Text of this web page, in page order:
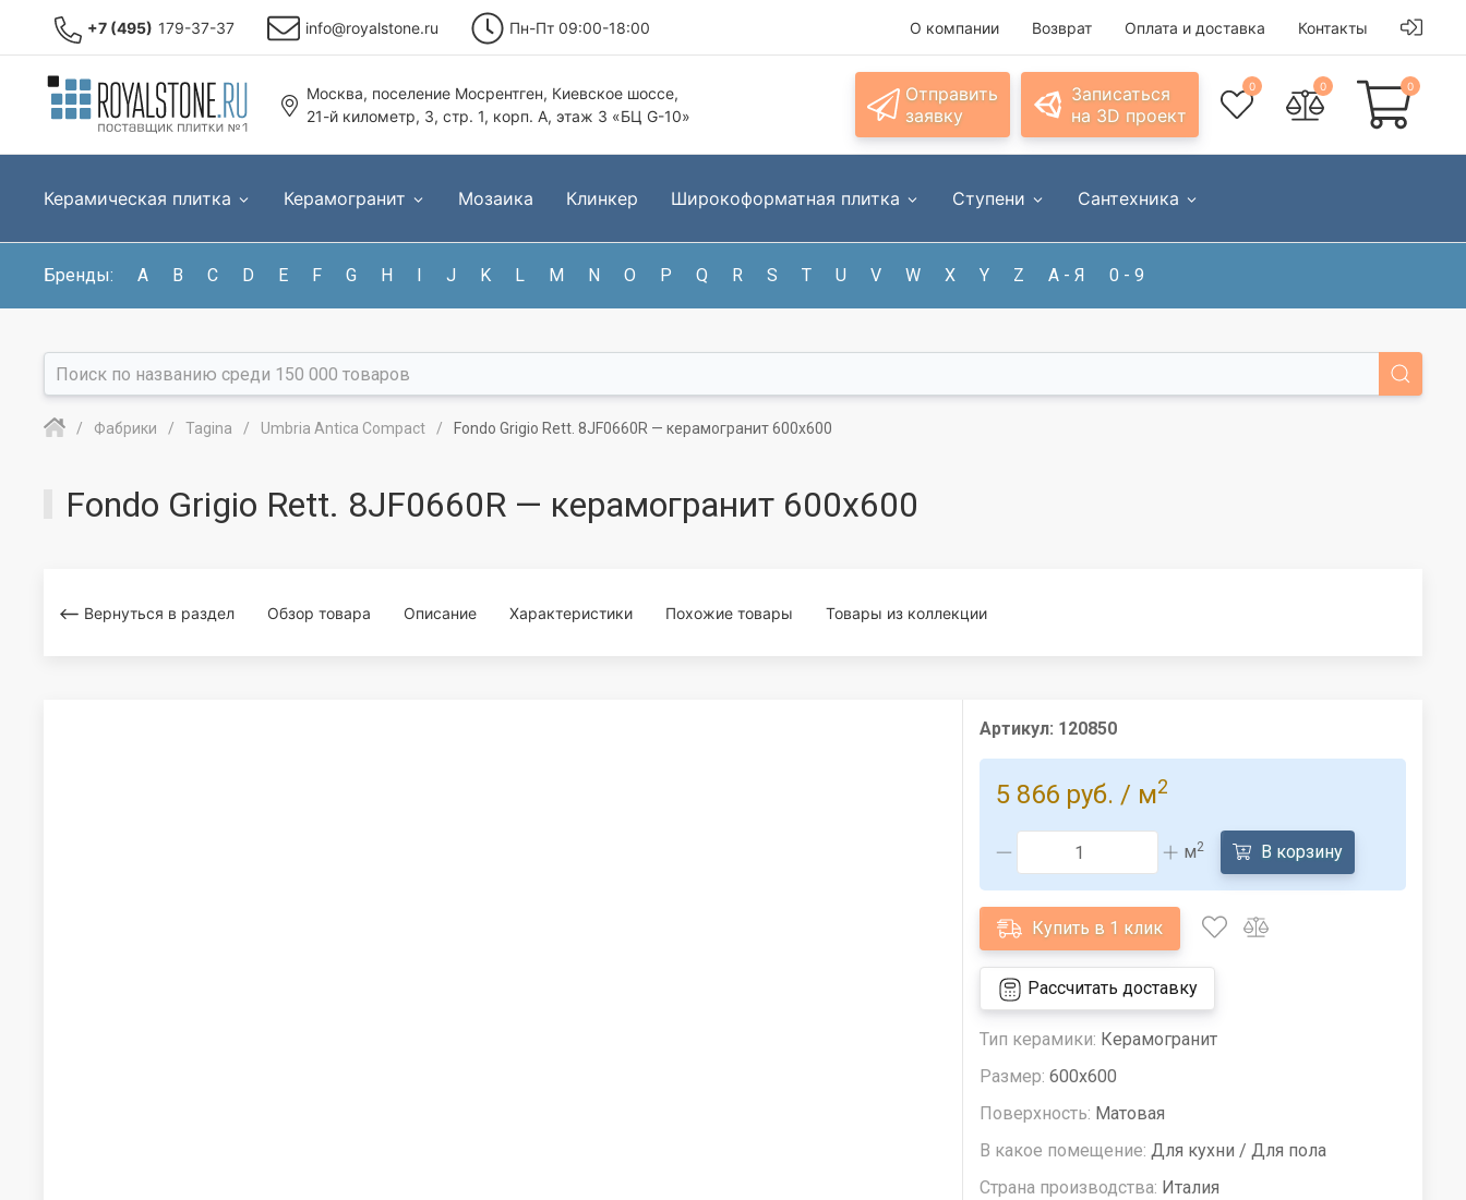
+7 (495) 179-37-37 info@royalstone.ru Пн-Пт 09:00-18:00 О компании Возврат Оплата и доставка Контакты
Москва, поселение Мосрентген, Киевское шоссе,
21-й километр, 3, стр. 1, корп. А, этаж 3 «БЦ G-10»
Отправить
заявку
Записаться
на 3D проект
0 0 0
Керамическая плитка Керамогранит Мозаика Клинкер Широкоформатная плитка Ступени Сантехника
Бренды: A B C D E F G H I J K L M N O P Q R S T U V W X Y Z А - Я 0 - 9
Фабрики Tagina Umbria Antica Compact Fondo Grigio Rett. 8JF0660R — керамогранит 600x600
Fondo Grigio Rett. 8JF0660R — керамогранит 600x600
Вернуться в раздел Обзор товара Описание Характеристики Похожие товары Товары из коллекции
Артикул: 120850
5 866 руб. / м2
м2 В корзину
Купить в 1 клик
Рассчитать доставку
Тип керамики: Керамогранит
Размер: 600x600
Поверхность: Матовая
В какое помещение: Для кухни / Для пола
Страна производства: Италия